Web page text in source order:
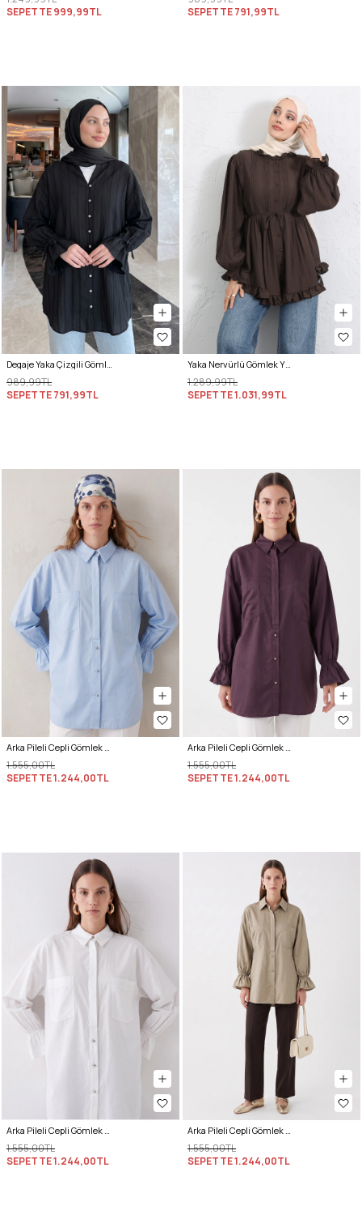
SEPETTE999,99TL
SEPETTE791,99TL
Degaje Yaka Çizgili Gömlek Y0121 - SİYAH
989,99TL
SEPETTE791,99TL
Yaka Nervürlü Gömlek Y0109 - KAHVERENGİ
1.289,99TL
SEPETTE1.031,99TL
Arka Pileli Cepli Gömlek Y0147 - BEBE MAVİSİ
1.555,00TL
SEPETTE1.244,00TL
Arka Pileli Cepli Gömlek Y0147 - MÜRDÜM
1.555,00TL
SEPETTE1.244,00TL
Arka Pileli Cepli Gömlek Y0147 - BEYAZ
1.555,00TL
SEPETTE1.244,00TL
Arka Pileli Cepli Gömlek Y0147 - AÇIK HAKİ
1.555,00TL
SEPETTE1.244,00TL